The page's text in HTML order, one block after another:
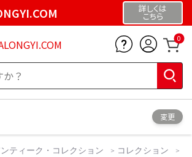
詳しくは
こちら
0
変更
ティーク・コレクション
コレクション